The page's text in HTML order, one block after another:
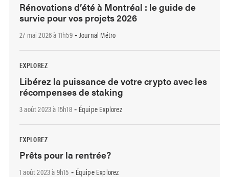
Rénovations d’été à Montréal : le guide de
survie pour vos projets 2026
27 mai 2026 à 11h59- Journal Métro
EXPLOREZ
Libérez la puissance de votre crypto avec les
récompenses de staking
3 août 2023 à 15h18- Équipe Explorez
EXPLOREZ
Prêts pour la rentrée?
1 août 2023 à 9h15 - Équipe Explorez